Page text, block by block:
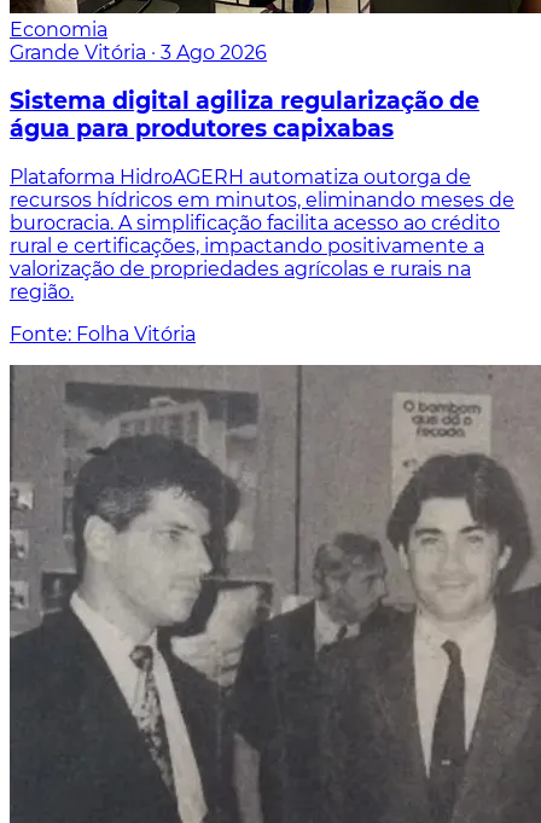
Economia
Grande Vitória · 3 Ago 2026
Sistema digital agiliza regularização de
água para produtores capixabas
Plataforma HidroAGERH automatiza outorga de
recursos hídricos em minutos, eliminando meses de
burocracia. A simplificação facilita acesso ao crédito
rural e certificações, impactando positivamente a
valorização de propriedades agrícolas e rurais na
região.
Fonte: Folha Vitória